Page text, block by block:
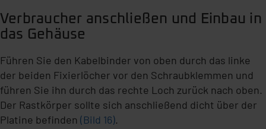
Verbraucher anschließen und Einbau in
das Gehäuse
Führen Sie den Kabelbinder von oben durch das linke
der beiden Fixierlöcher vor den Schraubklemmen und
führen Sie ihn durch das rechte Loch zurück nach oben.
Der Rastkörper sollte sich anschließend dicht über der
Platine befinden (Bild 16).